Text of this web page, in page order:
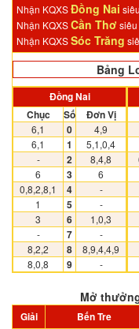
Nhận KQXSĐồng Nai
Nhận KQXSCần Thơ siêu
Nhận KQXSSóc Trăng
Bảng
Đồng Nai
Chục
Số Đơn Vị
6,1 0
4,9
6,1
1
5,1,0,4
-
2
8,4,8
6
3
6
0,8,2,8,1
4
-
1
5
-
3
6
1,0,3
-
7
-
8,2,2
8
8,9,4,4,9
8,0,8
9 -
Mở
Giải Bến Tre